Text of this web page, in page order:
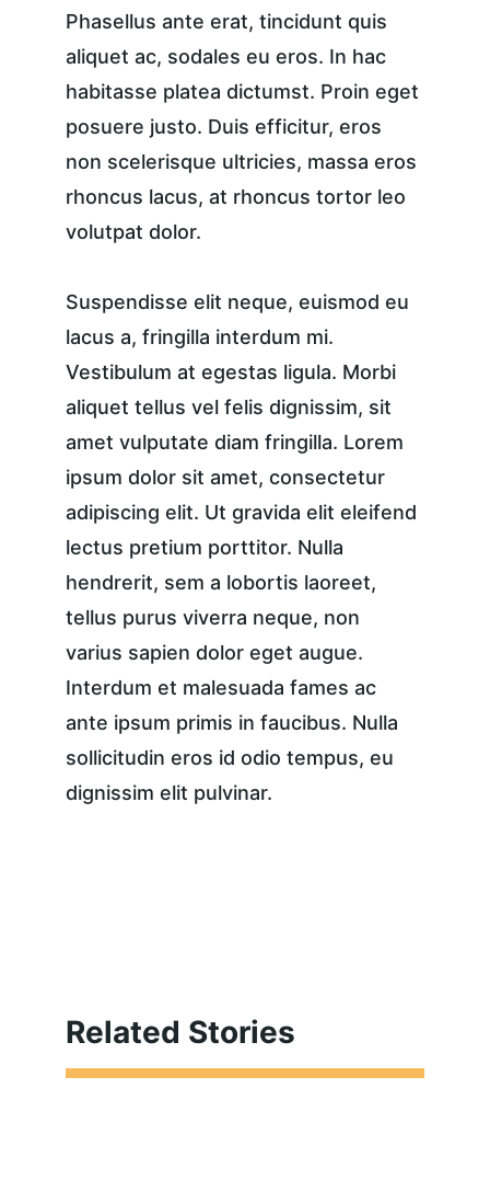
Phasellus ante erat, tincidunt quis
aliquet ac, sodales eu eros. In hac
habitasse platea dictumst. Proin eget
posuere justo. Duis efficitur, eros
non scelerisque ultricies, massa eros
rhoncus lacus, at rhoncus tortor leo
volutpat dolor.
Suspendisse elit neque, euismod eu
lacus a, fringilla interdum mi.
Vestibulum at egestas ligula. Morbi
aliquet tellus vel felis dignissim, sit
amet vulputate diam fringilla. Lorem
ipsum dolor sit amet, consectetur
adipiscing elit. Ut gravida elit eleifend
lectus pretium porttitor. Nulla
hendrerit, sem a lobortis laoreet,
tellus purus viverra neque, non
varius sapien dolor eget augue.
Interdum et malesuada fames ac
ante ipsum primis in faucibus. Nulla
sollicitudin eros id odio tempus, eu
dignissim elit pulvinar.
Related Stories